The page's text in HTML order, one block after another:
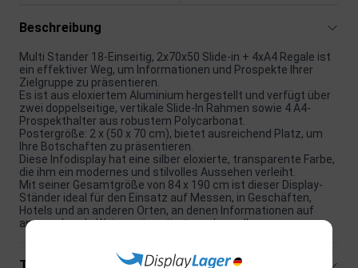
Beschreibung
Multi Stander 18-Einseitig, 2x70x50 Slide-in + 4xA4 Regale ist
ein effektiver Weg, um Informationen und Prospekte Ihrer
Zielgruppe zu präsentieren.
Es ist aus eloxiertem Aluminium hergestellt und verfügt über
zwei doppelseitige, vertikale Slide-In Rahmen sowie 4 A4-
Prospekthalter aus robustem Polycarbonat.
Postergröße: 2 x (50 x 70 cm), bietet ausreichend Platz, um
Ihre Botschaften zu präsentieren.
Diese Infodisplay hat eine silber eloxierte, transparente Farbe,
die ihm ein modernes und stilvolles Aussehen verleiht.
Mit seiner Gesamtgröße von 84 x 190 cm ist dieser Display-
Ständer ideal für den Einsatz auf Messen, in Geschäften,
Hotels und an anderen Orten, an denen Informationen auf
ansprechende Weise präsentiert werden sollen.